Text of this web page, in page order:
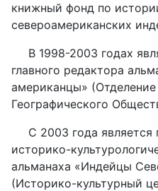
книжный фонд по
североамериканских
В 1998-2003 годах
главного редактора
американцы» (Отделение
Географического
С 2003 года
историко-
альманаха «Индейцы
(Историко-культурный